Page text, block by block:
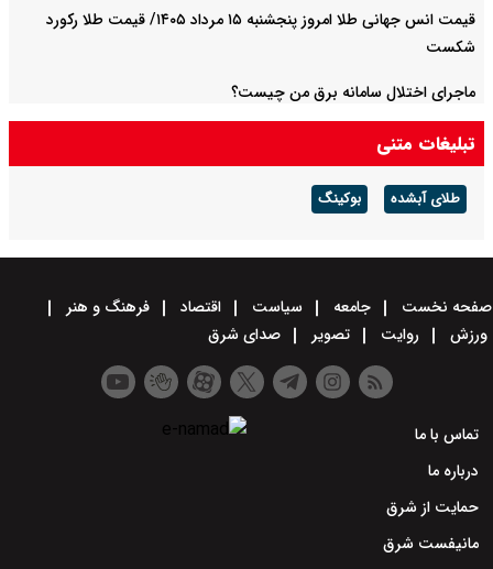
قیمت انس جهانی طلا امروز پنجشنبه ۱۵ مرداد ۱۴۰۵/ قیمت طلا رکورد
شکست
ماجرای اختلال سامانه برق من چیست؟
تبلیغات متنی
طلای آبشده بوکینگ
صفحه نخست جامعه سیاست اقتصاد
فرهنگ و هنر
ورزش
روایت تصویر صدای شرق
تماس با ما
درباره ما
حمایت از شرق
مانیفست شرق